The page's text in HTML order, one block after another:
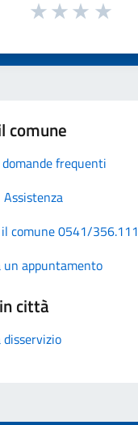
comune
frequenti
Assistenza
il comune 0541/356.111
un appuntamento
città
disservizio